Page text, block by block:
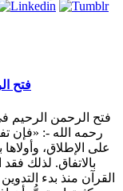
فتح
فتح الرحمن الرحيم
رحمه الله -: «فإن
على الإطلاق،
بالاتفاق. لذلك
القرآن منذ بدء